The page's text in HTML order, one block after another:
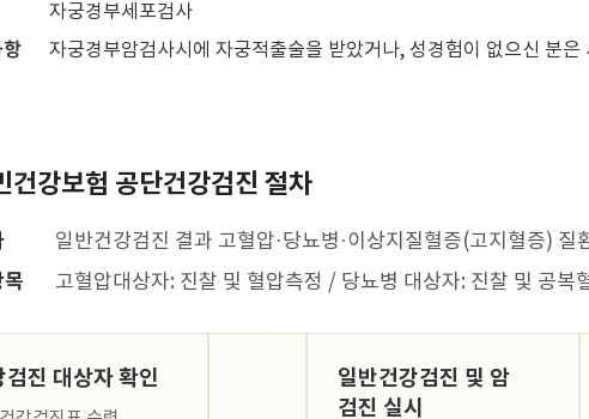
자궁경부세포검사
자궁경부암검사시에 자궁적출술을 받았거나, 성경험이 없으신 분
건강보험 공단건강검진 절차
일반건강검진 결과 고혈압·당뇨병·이상지질혈증(고지혈증) 질
목 고혈압대상자: 진찰 및 혈압측정 / 당뇨병 대상자: 진찰 및 공복
검진 대상자 확인
일반건강검진 및 암
검진 실시